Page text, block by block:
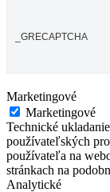
_GRECAPTCHA
Marketingové
Marketingové
Technické
používateľských
používateľa na
stránkach na
Analytické